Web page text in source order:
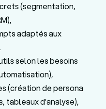
(segmentation,
adaptés aux
selon les besoins
(création de persona
tableaux d’analyse),